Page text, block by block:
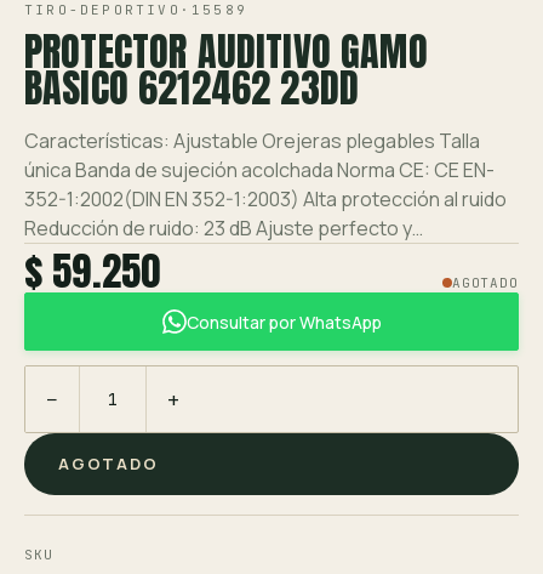
TIRO-DEPORTIVO · 15589
PROTECTOR AUDITIVO GAMO
BASICO 6212462 23DD
Características: Ajustable Orejeras plegables Talla
única Banda de sujeción acolchada Norma CE: CE EN-
352-1:2002(DIN EN 352-1:2003) Alta protección al ruido
Reducción de ruido: 23 dB Ajuste perfecto y…
$ 59.250 AGOTADO
Consultar por WhatsApp
− +
AGOTADO
SKU